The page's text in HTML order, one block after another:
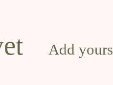
Add yours